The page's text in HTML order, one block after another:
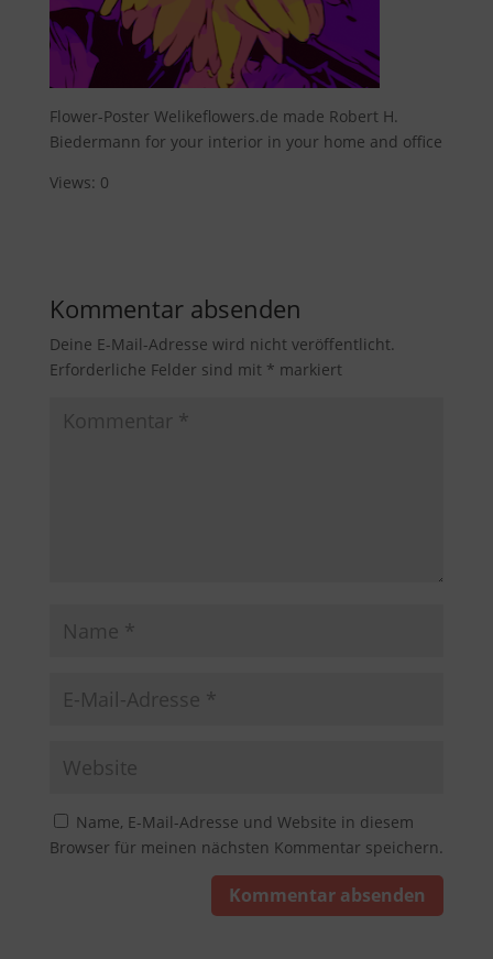
Flower-Poster Welikeflowers.de made Robert H.
Biedermann for your interior in your home and office
Views: 0
Kommentar absenden
Deine E-Mail-Adresse wird nicht veröffentlicht.
Erforderliche Felder sind mit * markiert
Name, E-Mail-Adresse und Website in diesem
Browser für meinen nächsten Kommentar speichern.